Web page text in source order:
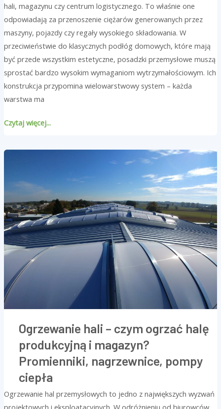
hali, magazynu czy centrum logistycznego. To właśnie one
odpowiadają za przenoszenie ciężarów generowanych przez
maszyny, pojazdy czy regały wysokiego składowania. W
przeciwieństwie do klasycznych podłóg domowych, które mają
być przede wszystkim estetyczne, posadzki przemysłowe muszą
sprostać bardzo wysokim wymaganiom wytrzymałościowym. Ich
konstrukcja przypomina wielowarstwowy system – każda
warstwa ma
Czytaj więcej...
Ogrzewanie hali – czym ogrzać halę
produkcyjną i magazyn?
Promienniki, nagrzewnice, pompy
ciepła
Ogrzewanie hal przemysłowych to jedno z największych wyzwań
ogrzać
halę
produkcyjną
i
magazyn?
Promienniki,
nagrzewnice,
pompy